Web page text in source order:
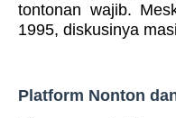
tontonan wajib.
1995, diskusinya
Platform Nonton